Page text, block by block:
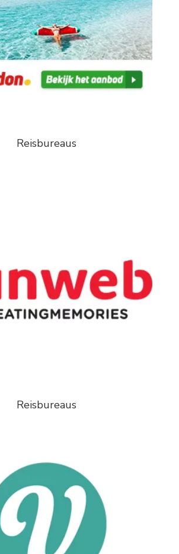
Reisbureaus
Reisbureaus